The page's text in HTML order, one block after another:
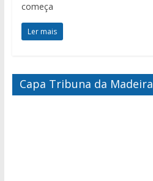
começa
Ler mais
Capa Tribuna da Madeira